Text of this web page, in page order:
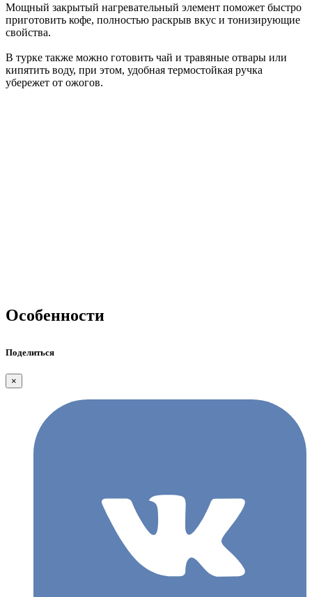
Мощный закрытый нагревательный элемент поможет быстро
приготовить кофе, полностью раскрыв вкус и тонизирующие
свойства.
В турке также можно готовить чай и травяные отвары или
кипятить воду, при этом, удобная термостойкая ручка
убережет от ожогов.
Особенности
Поделиться
×